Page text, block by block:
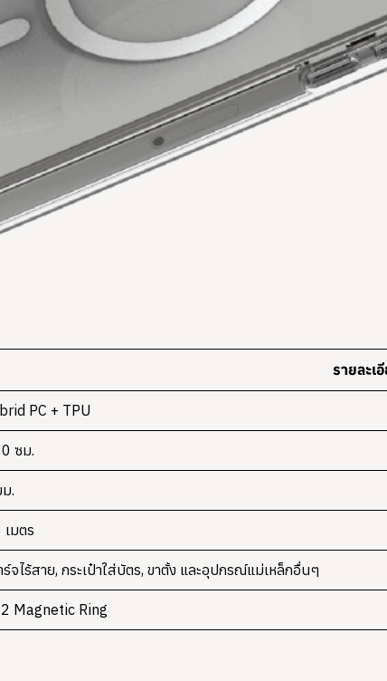
รายละเ
PC + TPU
ซม.
.
เมตร
ร์จไร้สาย, กระเป๋าใส่บัตร, ขาตั้ง และอุปกรณ์แม่เหล็กอื่นๆ
Magnetic Ring